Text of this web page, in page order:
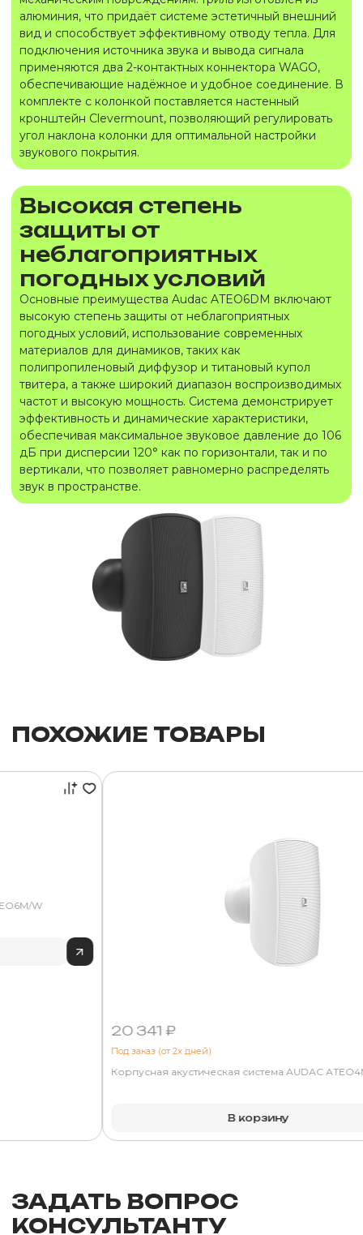
алюминия, что придаёт системе эстетичный внешний
вид и способствует эффективному отводу тепла. Для
подключения источника звука и вывода сигнала
применяются два 2-контактных коннектора WAGO,
обеспечивающие надёжное и удобное соединение. В
комплекте с колонкой поставляется настенный
кронштейн Clevermount, позволяющий регулировать
угол наклона колонки для оптимальной настройки
звукового покрытия.
Высокая степень
защиты от
неблагоприятных
погодных условий
Основные преимущества Audac ATEO6DM включают
высокую степень защиты от неблагоприятных
погодных условий, использование современных
материалов для динамиков, таких как
полипропиленовый диффузор и титановый купол
твитера, а также широкий диапазон воспроизводимых
частот и высокую мощность. Система демонстрирует
эффективность и динамические характеристики,
обеспечивая максимальное звуковое давление до 106
дБ при дисперсии 120° как по горизонтали, так и по
вертикали, что позволяет равномерно распределять
звук в пространстве.
ПОХОЖИЕ ТОВАРЫ
W
20 341 ₽
Под заказ (от 2х дней)
Корпусная акустическая система AUDAC
В корзину
ЗАДАТЬ ВОПРОС
КОНСУЛЬТАНТУ